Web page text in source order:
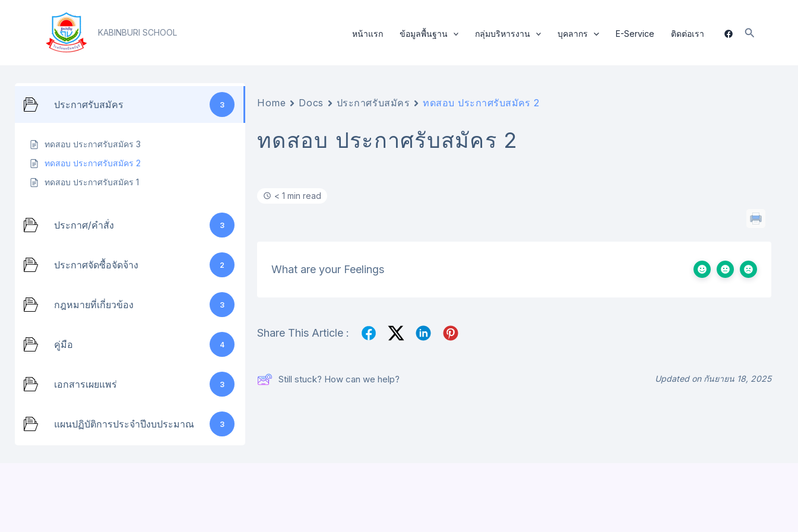
KABINBURI SCHOOL หน้าแรก ข้อมูลพื้นฐาน กลุ่มบริหารงาน บุคลากร E-Service ติดต่อเรา Search
ประกาศรับสมัคร 3
ทดสอบ ประกาศรับสมัคร 3
ทดสอบ ประกาศรับสมัคร 2
ทดสอบ ประกาศรับสมัคร 1
ประกาศ/คำสั่ง 3
ประกาศจัดซื้อจัดจ้าง 2
กฎหมายที่เกี่ยวข้อง 3
คู่มือ 4
เอกสารเผยแพร่ 3
แผนปฏิบัติการประจำปีงบประมาณ 3
Home Docs ประกาศรับสมัคร ทดสอบ ประกาศรับสมัคร 2
ทดสอบ ประกาศรับสมัคร 2
< 1 min read
What are your Feelings
Share This Article :
Still stuck? How can we help? Updated on กันยายน 18, 2025